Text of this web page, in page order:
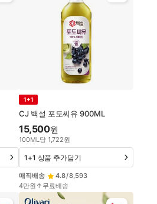
CJ 백설 포도씨유 900ML
1+1
15,500원
100ML당 1,722원
매직배송 4.8/8,593
4만원↑무료배송
1+1 상품 추가담기